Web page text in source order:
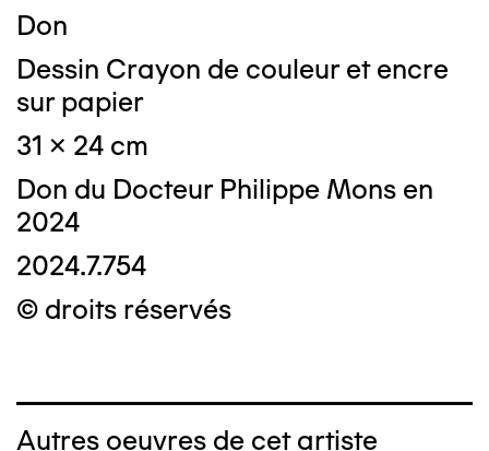
Don
Dessin Crayon de couleur et encre
sur papier
31 x 24 cm
Don du Docteur Philippe Mons en
2024
2024.7.754
© droits réservés
Autres oeuvres de cet artiste